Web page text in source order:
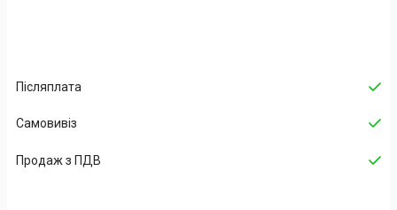
Післяплата
Самовивіз
Продаж з ПДВ